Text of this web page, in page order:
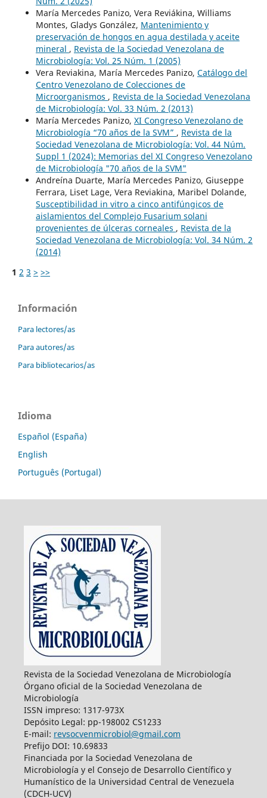
María Mercedes Panizo, Vera Reviákina, Williams
Montes, Gladys González, Mantenimiento y
preservación de hongos en agua destilada y aceite
mineral , Revista de la Sociedad Venezolana de
Microbiología: Vol. 25 Núm. 1 (2005)
Vera Reviakina, María Mercedes Panizo, Catálogo del
Centro Venezolano de Colecciones de
Microorganismos , Revista de la Sociedad Venezolana
de Microbiología: Vol. 33 Núm. 2 (2013)
María Mercedes Panizo, XI Congreso Venezolano de
Microbiología “70 años de la SVM” , Revista de la
Sociedad Venezolana de Microbiología: Vol. 44 Núm.
Suppl 1 (2024): Memorias del XI Congreso Venezolano
de Microbiología "70 años de la SVM"
Andreína Duarte, María Mercedes Panizo, Giuseppe
Ferrara, Liset Lage, Vera Reviakina, Maribel Dolande,
Susceptibilidad in vitro a cinco antifúngicos de
aislamientos del Complejo Fusarium solani
provenientes de úlceras corneales , Revista de la
Sociedad Venezolana de Microbiología: Vol. 34 Núm. 2
(2014)
1 2 3 > >>
Información
Para lectores/as
Para autores/as
Para bibliotecarios/as
Idioma
Español (España)
English
Português (Portugal)
Revista de la Sociedad Venezolana de Microbiología
Órgano oficial de la Sociedad Venezolana de
Microbiología
ISSN impreso: 1317-973X
Depósito Legal: pp-198002 CS1233
E-mail: revsocvenmicrobiol@gmail.com
Prefijo DOI: 10.69833
Financiada por la Sociedad Venezolana de
Microbiología y el Consejo de Desarrollo Científico y
Humanístico de la Universidad Central de Venezuela
(CDCH-UCV)